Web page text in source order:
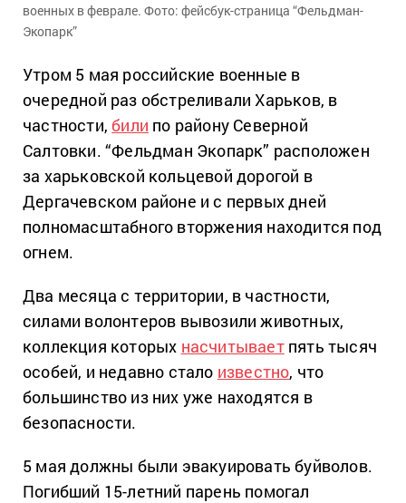
военных в феврале. Фото: фейсбук-страница “Фельдман-
Экопарк”
Утром 5 мая российские военные в
очередной раз обстреливали Харьков, в
частности,били по району Северной
Салтовки. “Фельдман Экопарк” расположен
за харьковской кольцевой дорогой в
Дергачевском районе и с первых дней
полномасштабного вторжения находится под
огнем.
Два месяца с территории, в частности,
силами волонтеров вывозили животных,
коллекция которых насчитываетпять тысяч
особей, и недавно стало известно, что
большинство из них уже находятся в
безопасности.
5 мая должны были эвакуировать буйволов.
Погибший 15-летний парень помогал